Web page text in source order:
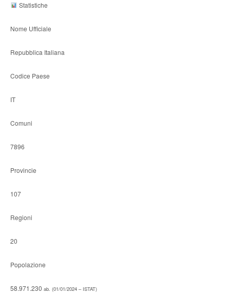
Statistiche
Nome Ufficiale
Repubblica Italiana
Codice Paese
IT
Comuni
7896
Provincie
107
Regioni
20
Popolazione
58.971.230 ab. (01/01/2024 – ISTAT)